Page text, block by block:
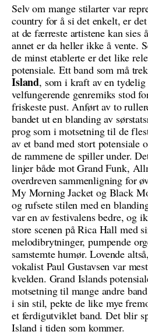
Selv om mange stilarter var
country for å si det enkelt, er
at de færreste artistene kan sies
annet er da heller ikke å vente.
de minst etablerte er det like
potensiale. Ett band som må
Island, som i kraft av en
velfungerende genremiks stod
friskeste pust. Anført av to
bandet ut en blanding av
prog som i motsetning til de
av et band med stort potensiale
de rammene de spiller under.
linjer både mot Grand Funk,
overdreven sammenligning for
My Morning Jacket og Black
og rufsete stilen med en
var en av festivalens bedre, og
store scenen på Rica Hall med
melodibrytninger, pumpende
samstemte humør. Lovende
vokalist Paul Gustavsen var
kvelden. Grand Islands
motsetning til mange andre
i sin stil, pekte de like mye
et ferdigutviklet band. Det blir
Island i tiden som kommer.